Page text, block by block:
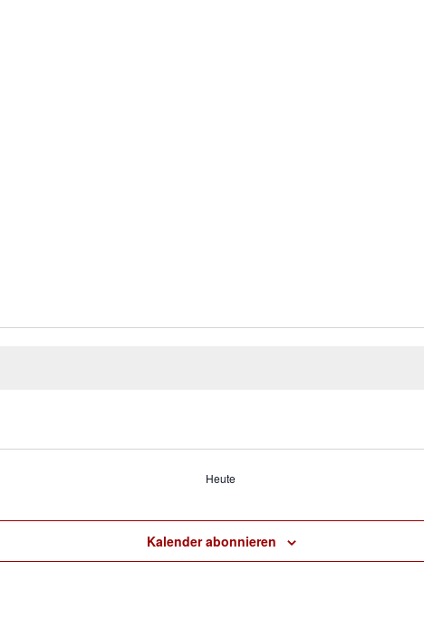
Heute
Kalender abonnieren